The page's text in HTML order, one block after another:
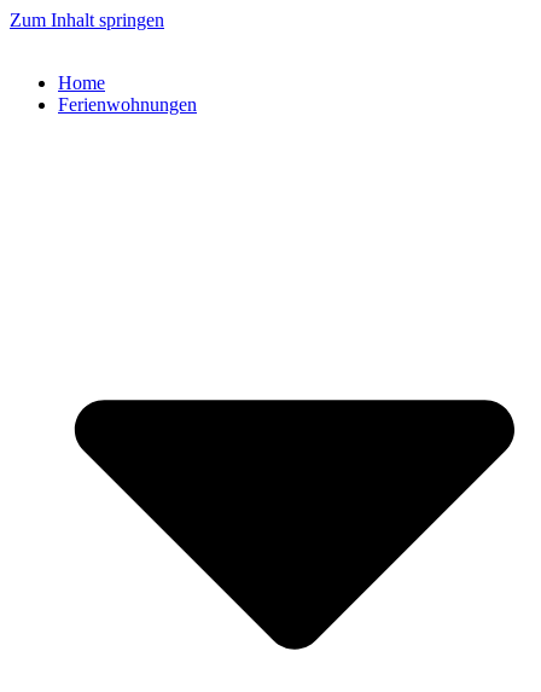
Zum Inhalt springen
Home
Ferienwohnungen